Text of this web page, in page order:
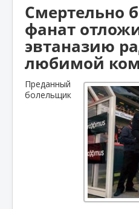
Смертельно
фанат
эвтаназию
любимой
Преданный
болельщик